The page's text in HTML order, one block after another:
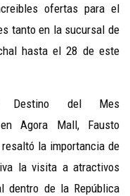
ofertas para el
tanto en la sucursal de
hasta el 28 de este
Destino del Mes
Agora Mall, Fausto
la importancia de
la visita a atractivos
dentro de la República